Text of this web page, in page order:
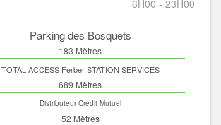
6H00 - 23H00
Parking des Bosquets
183 Mètres
TOTAL ACCESS Ferber STATION SERVICES
689 Mètres
Distributeur Crédit Mutuel
52 Mètres